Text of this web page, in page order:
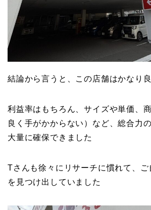
結論から言うと、この店舗はかなり
利益率はもちろん、サイズや単価、
良く手がかからない）など、総合力
大量に確保できました
Tさんも徐々にリサーチに慣れて、ご
を見つけ出していました